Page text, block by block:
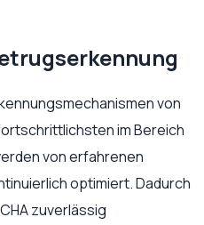
von
im Bereich
von erfahrenen
optimiert. Dadurch
zuverlässig